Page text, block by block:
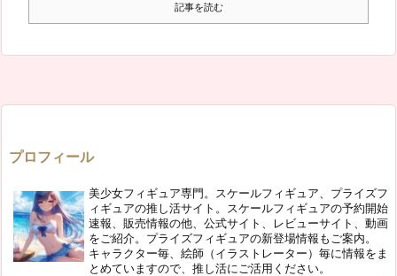
記事を読む
プロフィール
美少女フィギュア専門。スケールフィギュア、プライズフ
ィギュアの推し活サイト。スケールフィギュアの予約開始
速報、販売情報の他、公式サイト、レビューサイト、動画
をご紹介。プライズフィギュアの新登場情報もご案内。
キャラクター毎、絵師（イラストレーター）毎に情報をま
とめていますので、推し活にご活用ください。